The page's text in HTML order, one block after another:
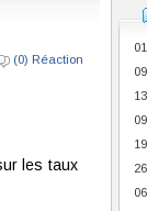
(0) Réaction
les taux